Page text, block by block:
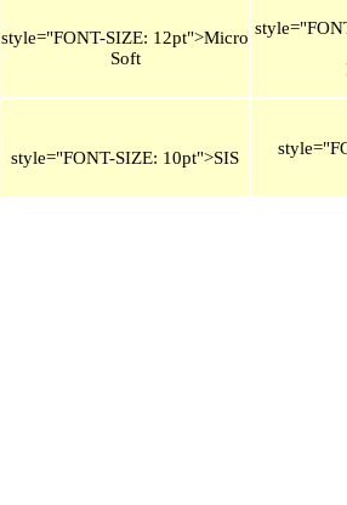
style="FONT-SIZE: 12pt">Micro
Soft
style="FONT-SIZE: 10pt">SIS